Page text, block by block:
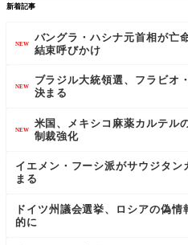
新着記事
NEW
バングラ・ハシナ元首相が亡
結束呼びかけ
NEW
ブラジル大統領選、フラビオ
決まる
NEW
米国、メキシコ麻薬カルテル
制裁強化
イエメン・フーシ派がサウジタ
まる
ドイツ州議会選挙、ロシアの偽
的に